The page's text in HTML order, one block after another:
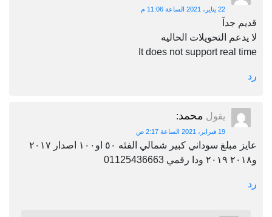
22 يناير، 2021 الساعة 11:06 م
قديم جداَ
لا يدعم التحويلات الحاليه
It does not support real time
رد
يقول محمد:
19 فبراير، 2021 الساعة 2:17 ص
عايز مبلغ سوداني كبير شمالي الفئه ٥٠ او١٠٠ اصدار ٢٠١٧
و٢٠١٨ ٢٠١٩ ودا رقمي 01125436663
رد